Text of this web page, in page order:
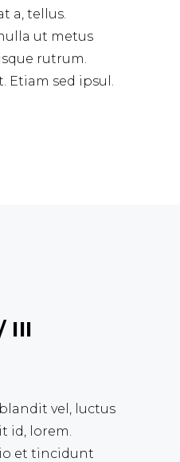
a, tellus.
ut metus
rutrum.
Etiam sed ipsul.
III
vel, luctus
id, lorem.
et tincidunt